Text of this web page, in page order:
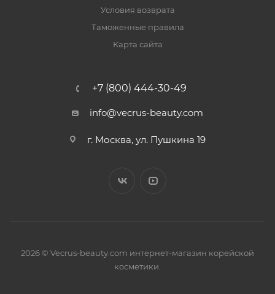
Условия возврата
Таможенные правила
Карта сайта
+7 (800) 444-30-49
info@vecrus-beauty.com
г. Москва, ул. Пушкина 19
2026 © Vecrus-beauty.com интернет-магазин корейской
косметики.